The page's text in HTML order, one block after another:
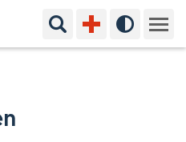
Suchbegriff eingeben
Hoher